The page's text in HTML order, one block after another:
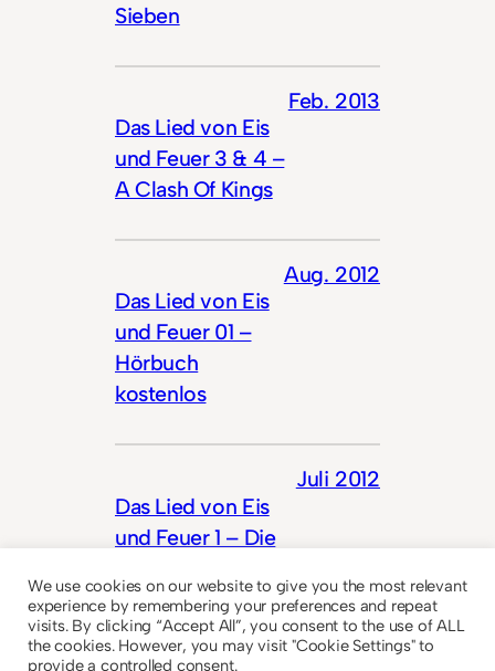
Sieben
Das Lied von Eis
und Feuer 3 & 4 –
A Clash Of Kings
Feb. 2013
Das Lied von Eis
und Feuer 01 –
Hörbuch
kostenlos
Aug. 2012
Das Lied von Eis
und Feuer 1 – Die
Winterfell
Juli 2012
We use cookies on our website to give you the most relevant
experience by remembering your preferences and repeat
visits. By clicking “Accept All”, you consent to the use of ALL
the cookies. However, you may visit "Cookie Settings" to
provide a controlled consent.